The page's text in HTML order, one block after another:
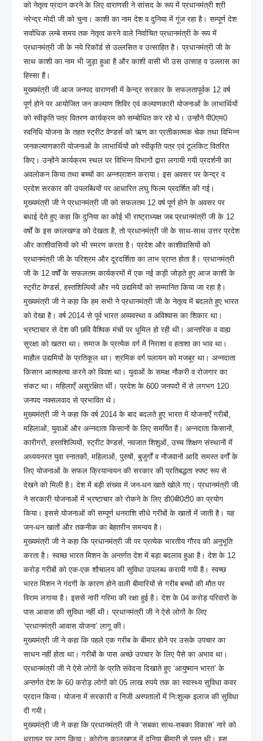
को नेतृत्व प्रदान करने के लिए वाराणसी ने सांसद के रूप में प्रधानमंत्री श्री
नरेन्द्र मोदी जी को चुना। काशी का नाम देश व दुनिया में गूंज रहा है। सम्पूर्ण देश
सर्वाधिक लम्बे समय तक नेतृत्व करने वाले निर्वाचित प्रधानमंत्री के रूप में
प्रधानमंत्री जी के नये रिकॉर्ड से उल्लसित व उत्साहित है। प्रधानमंत्री जी के
साथ काशी का नाम भी जुड़ा हुआ है और काशी वासी भी उस उत्साह व उल्लास का
हिस्सा हैं।
मुख्यमंत्री जी आज जनपद वाराणसी में केन्द्र सरकार के सफलतापूर्वक 12 वर्ष
पूर्ण होने पर आयोजित जन कल्याण शिविर एवं कल्याणकारी योजनाओं के लाभार्थियों
को स्वीकृति पत्र वितरण कार्यक्रम को सम्बोधित कर रहे थे। उन्होंने पी0एम0
स्वनिधि योजना के तहत स्ट्रीट वेण्डर्स को ऋण का प्रतीकात्मक चेक तथा विभिन्न
जनकल्याणकारी योजनाओं के लाभार्थियों को स्वीकृति पत्र एवं टूलकिट वितरित
किए। उन्होंने कार्यक्रम स्थल पर विभिन्न विभागों द्वारा लगायी गयी प्रदर्शनी का
अवलोकन किया तथा बच्चों का अन्नप्राशन कराया। इस अवसर पर केन्द्र व
प्रदेश सरकार की उपलब्धियों पर आधारित लघु फिल्म प्रदर्शित की गई।
मुख्यमंत्री जी ने प्रधानमंत्री जी को सफलतम 12 वर्ष पूर्ण होने के अवसर पर
बधाई देते हुए कहा कि दुनिया का कोई भी राष्ट्राध्यक्ष जब प्रधानमंत्री जी के 12
वर्षों के इस कालखण्ड को देखता है, तो प्रधानमंत्री जी के साथ-साथ उत्तर प्रदेश
और काशीवासियों को भी स्मरण करता है। प्रदेश और काशीवासियों को
प्रधानमंत्री जी के परिश्रम और दूरदर्शिता का लाभ प्राप्त होता है। प्रधानमंत्री
जी के 12 वर्षों के सफलतम कार्यक्रमों में एक नई कड़ी जोड़ते हुए आज काशी के
स्ट्रीट वेण्डर्स, हस्तशिल्पियों और नये उद्यमियों को सम्मानित किया जा रहा है।
मुख्यमंत्री जी ने कहा कि हम सभी ने प्रधानमंत्री जी के नेतृत्व में बदलते हुए भारत
को देखा है। वर्ष 2014 से पूर्व भारत अव्यवस्था व अविश्वास का शिकार था।
भ्रष्टाचार से देश की छवि वैश्विक मंचों पर धूमिल हो रही थी। आन्तरिक व वाह्य
सुरक्षा को खतरा था। समाज के प्रत्येक वर्ग में निराशा व हताशा का भाव था।
माहौल उद्यमियों के प्रतिकूल था। श्रमिक वर्ग पलायन को मजबूर था। अन्नदाता
किसान आत्महत्या करने को विवश था। युवाओं के समक्ष नौकरी व रोजगार का
संकट था। महिलाएँ असुरक्षित थीं। प्रदेश के 600 जनपदों में से लगभग 120
जनपद नक्सलवाद से प्रभावित थे।
मुख्यमंत्री जी ने कहा कि वर्ष 2014 के बाद बदलते हुए भारत में योजनाएँ गरीबों,
महिलाओं, युवाओं और अन्नदाता किसानों के लिए समर्पित हैं। अन्नदाता किसानों,
कारीगरों, हस्तशिल्पियों, स्ट्रीट वेण्डर्स, नवजात शिशुओं, उच्च शिक्षण संस्थानों में
अध्ययनरत युवा स्नातकों, महिलाओं, पुरुषों, बुजुर्गों व नौजवानों आदि समस्त वर्गों के
लिए योजनाओं के सफल क्रियान्वयन की सरकार की प्रतिबद्धता स्पष्ट रूप से
देखने को मिली है। देश में बड़ी संख्या में जन-धन खाते खोले गए। प्रधानमंत्री जी
ने सरकारी योजनाओं में भ्रष्टाचार को रोकने के लिए डी0बी0टी0 का प्रयोग
किया। इससे योजनाओं की सम्पूर्ण धनराशि सीधे गरीबों के खातों में जाती है। यह
जन-धन खातों और तकनीक का बेहतरीन समन्वय है।
मुख्यमंत्री जी ने कहा कि प्रधानमंत्री जी पर प्रत्येक भारतीय गौरव की अनुभूति
करता है। स्वच्छ भारत मिशन के अन्तर्गत देश में बड़ा बदलाव हुआ है। देश के 12
करोड़ गरीबों को एक-एक शौचालय की सुविधा उपलब्ध करायी गयी है। स्वच्छ
भारत मिशन ने गंदगी के कारण होने वाली बीमारियों से गरीब बच्चों की मौत पर
विराम लगाया है। इससे नारी गरिमा की रक्षा हुई है। देश के 04 करोड़ परिवारों के
पास आवास की सुविधा नहीं थी। प्रधानमंत्री जी ने ऐसे लोगों के लिए
‘प्रधानमंत्री आवास योजना’ लागू की।
मुख्यमंत्री जी ने कहा कि पहले एक गरीब के बीमार होने पर उसके उपचार का
साधन नहीं होता था। गरीबों के पास अच्छे उपचार के लिए पैसे का अभाव था।
प्रधानमंत्री जी ने ऐसे लोगों के प्रति संवेदना दिखाते हुए ‘आयुष्मान भारत’ के
अन्तर्गत देश के 60 करोड़ लोगों को 05 लाख रुपये तक का स्वास्थ्य सुविधा कवर
प्रदान किया। योजना में सरकारी व निजी अस्पतालों में निःशुल्क इलाज की सुविधा
दी गयी।
मुख्यमंत्री जी ने कहा कि प्रधानमंत्री जी ने ‘सबका साथ-सबका विकास’ नारे को
धरातल पर लागू किया। कोरोना कालखण्ड में दुनिया बीमारी से पस्त थी। इस